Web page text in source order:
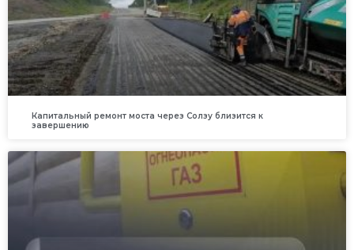
Капитальный ремонт моста через Солзу близится к
завершению